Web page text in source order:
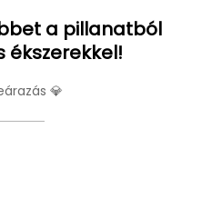
a pillanatból
ékszerekkel!
💎